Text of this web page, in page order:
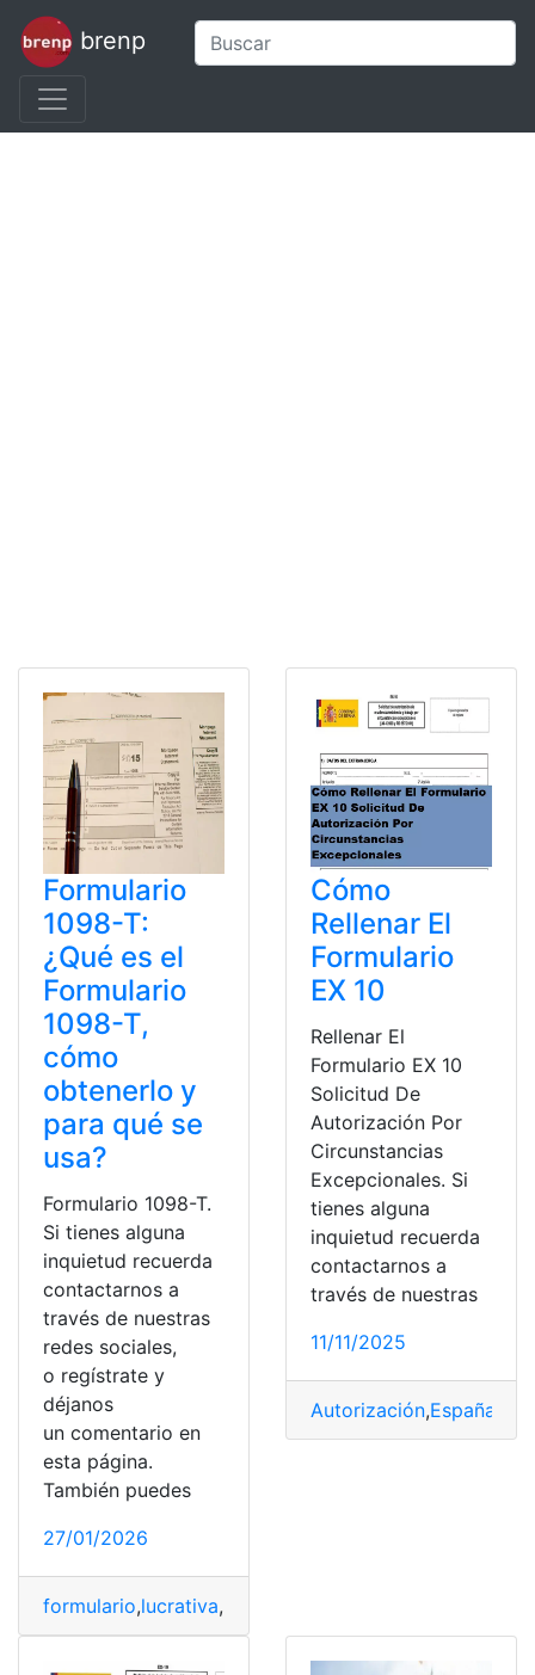
brenp
Formulario
1098-T:
¿Qué es el
Formulario
1098-T,
cómo
obtenerlo y
para qué se
usa?
Formulario 1098-T.
Si tienes alguna
inquietud recuerda
contactarnos a
través de nuestras
redes sociales,
o regístrate y
déjanos
un comentario en
esta página.
También puedes
27/01/2026
formulario,lucrativa,
Cómo
Rellenar El
Formulario
EX 10
Rellenar El
Formulario EX 10
Solicitud De
Autorización Por
Circunstancias
Excepcionales. Si
tienes alguna
inquietud recuerda
contactarnos a
través de nuestras
11/11/2025
Autorización,España